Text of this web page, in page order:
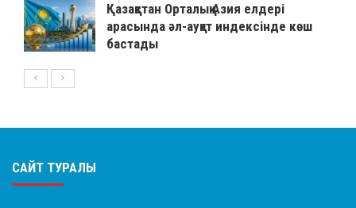
Қазақстан Орталық Азия елдері
арасында әл-ауқат индексінде көш
бастады
САЙТ ТУРАЛЫ